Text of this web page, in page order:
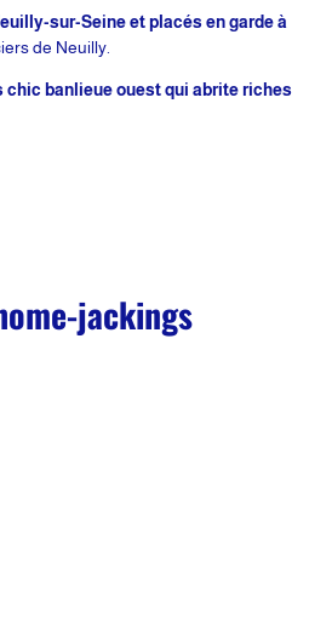
sur-Seine et placés en garde à
de Neuilly.
chic banlieue ouest qui abrite riches
jackings